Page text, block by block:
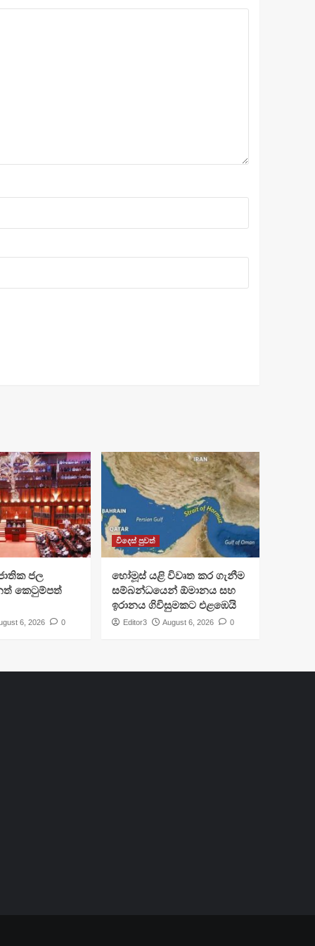
ජල
කෙටුම්පත්
6, 2026 0
විදෙස් පුවත්
හෝමූස් යළි විවෘත කර ගැනීම
සම්බන්ධයෙන් ඕමානය සහ
ඉරානය ගිවිසුමකට එළඹෙයි
Editor3 August 6, 2026 0